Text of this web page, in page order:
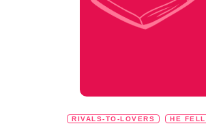
RIVALS-TO-LOVERS
HE